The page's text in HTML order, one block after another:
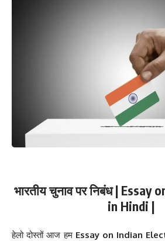
भारतीय चुनाव पर निबंध | Essay
in Hindi |
हेलो दोस्तों आज हम Essay on Indian